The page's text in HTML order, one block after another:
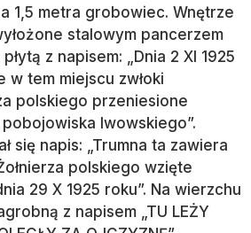
1,5 metra grobowiec. Wnętrze
stalowym pancerzem
z napisem: „Dnia 2 XI 1925
w tem miejscu zwłoki
polskiego przeniesione
lwowskiego”.
się napis: „Trumna ta zawiera
polskiego wzięte
29 X 1925 roku”. Na wierzchu
z napisem „TU LEŻY